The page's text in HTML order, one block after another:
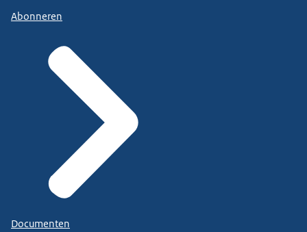
Abonneren
Documenten